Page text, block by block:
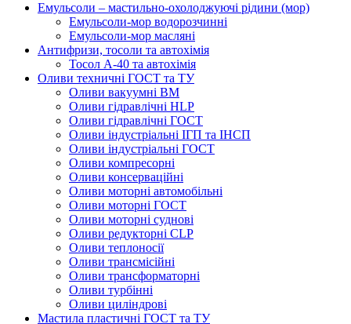
Емульсоли – мастильно-охолоджуючі рідини (мор)
Емульсоли-мор водорозчинні
Емульсоли-мор масляні
Антифризи, тосоли та автохімія
Тосол А-40 та автохімія
Оливи техничні ГОСТ та ТУ
Оливи вакуумні ВМ
Оливи гідравлічні HLP
Оливи гідравлічні ГОСТ
Оливи індустріальні ІГП та ІНСП
Оливи індустріальні ГОСТ
Оливи компресорні
Оливи консерваційні
Оливи моторні автомобільні
Оливи моторні ГОСТ
Оливи моторні суднові
Оливи редукторні CLP
Оливи теплоносії
Оливи трансмісійні
Оливи трансформаторні
Оливи турбінні
Оливи циліндрові
Мастила пластичні ГОСТ та ТУ